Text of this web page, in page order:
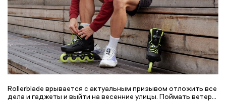
Rollerblade врывается с актуальным призывом отложить все
дела и гаджеты и выйти на весенние улицы. Поймать ветер...